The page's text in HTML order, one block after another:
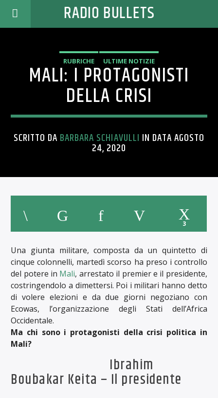
RADIO BULLETS
RUBRICHE ULTIME NOTIZIE
MALI: I PROTAGONISTI
DELLA CRISI
SCRITTO DA BARBARA SCHIAVULLI IN DATA AGOSTO
24, 2020
3
Una giunta militare, composta da un quintetto di
cinque colonnelli, martedì scorso ha preso i controllo
del potere in Mali, arrestato il premier e il presidente,
costringendolo a dimettersi. Poi i militari hanno detto
di volere elezioni e da due giorni negoziano con
Ecowas, l’organizzazione degli Stati dell’Africa
Occidentale.
Ma chi sono i protagonisti della crisi politica in
Mali?
Ibrahim
Boubakar Keita – Il presidente